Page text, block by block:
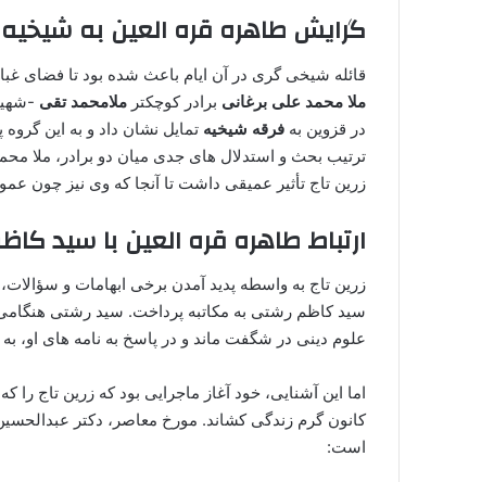
گرایش طاهره قره العین به شیخیه
قائله شیخی گری در آن ایام باعث شده بود تا فضای
ملا محمد علی برغانی برادر کوچکتر ملامحمد تقی -
در قزوین به فرقه شیخیه تمایل نشان داد و به این
ترتیب بحث و استدلال های جدی میان دو برادر، ملا
زرین تاج تأثیر عمیقی داشت تا آنجا که وی نیز چون
ارتباط طاهره قره العین با سید
زرین تاج به واسطه پدید آمدن برخی ابهامات و
سید کاظم رشتی به مکاتبه پرداخت. سید رشتی
علوم دینی در شگفت ماند و در پاسخ به نامه های او،
اما این آشنایی، خود آغاز ماجرایی بود که زرین تاج را
کانون گرم زندگی کشاند. مورخ معاصر، دکتر
است: